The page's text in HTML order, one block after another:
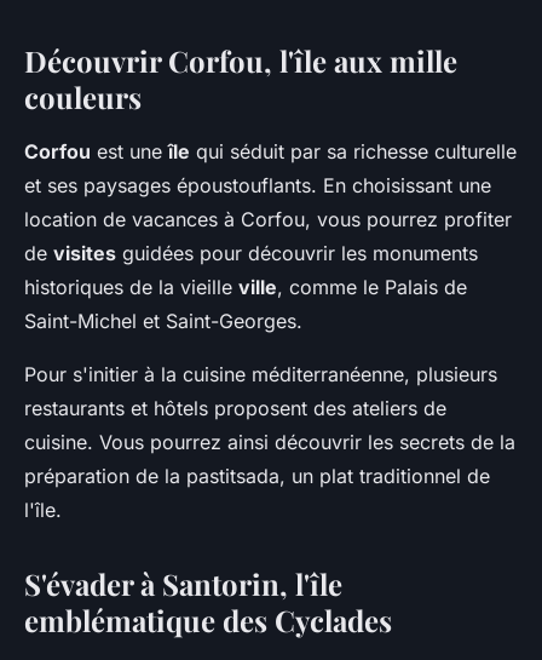
Découvrir Corfou, l'île aux mille
couleurs
Corfou est uneîle qui séduit par sa richesse culturelle
et ses paysages époustouflants. En choisissant une
location de vacances à Corfou, vous pourrez profiter
de visites guidées pour découvrir les monuments
historiques de la vieille ville, comme le Palais de
Saint-Michel et Saint-Georges.
Pour s'initier à la cuisine méditerranéenne, plusieurs
restaurants et hôtels proposent des ateliers de
cuisine. Vous pourrez ainsi découvrir les secrets de la
préparation de la pastitsada, un plat traditionnel de
l'île.
S'évader à Santorin, l'île
emblématique des Cyclades